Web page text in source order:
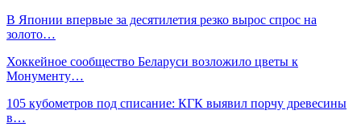
В Японии впервые за десятилетия резко вырос спрос на
золото…
Хоккейное сообщество Беларуси возложило цветы к
Монументу…
105 кубометров под списание: КГК выявил порчу древесины
в…